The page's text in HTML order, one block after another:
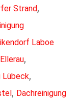
Strand,
Laboe
,
Lübeck,
, Dachreinigung